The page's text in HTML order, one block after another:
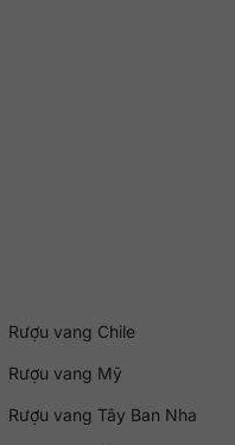
Rượu vang Chile
Rượu vang Mỹ
Rượu vang Tây Ban Nha